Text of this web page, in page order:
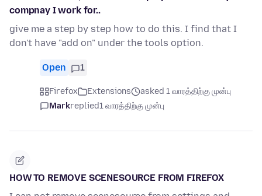
compnay I work for..
give me a step by step how to do this. I find that I
don't have "add on" under the tools option.
Open 1
Firefox Extensions
asked 1 வாரத்திற்கு முன்பு
Markreplied1 வாரத்திற்கு முன்பு
HOW TO REMOVE SCENESOURCE FROM FIREFOX